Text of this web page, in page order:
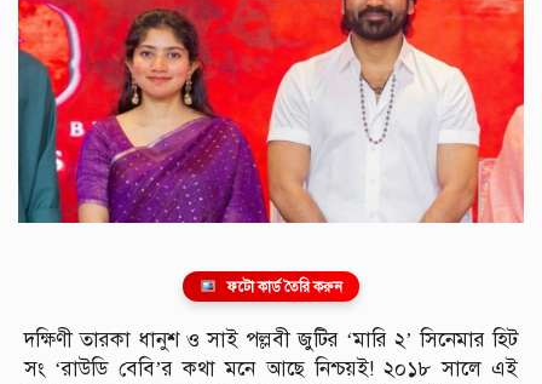
ফটো কার্ড তৈরি করুন
দক্ষিণী তারকা ধানুশ ও সাই পল্লবী জুটির ‘মারি ২’ সিনেমার হিট
সং ‘রাউডি বেবি’র কথা মনে আছে নিশ্চয়ই! ২০১৮ সালে এই